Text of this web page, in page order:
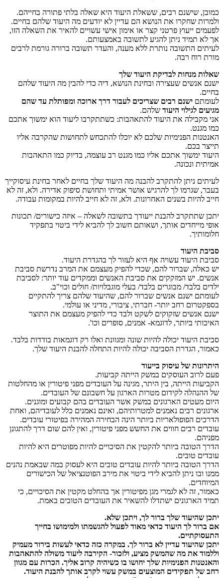
כמובן, שישנם רבים, ששאלת היעוד היא שאלה בלתי פתורה בחייהם.
ולמרות שחקרו את הנושא הם עדיין לא יודעים מה היעוד שלהם בחיים.
לפעמים ייעוץ פרטני קצר או אימון אישי עשויים להאיר את השאלה הזו,
אך לא תמיד ניתן להגיע לתשובה באמצעותם.
לעיתים התשובה נותרת ללא מענה, והעדר תשובה ברורה גורמת לרבים
מורת רוח רבה.
שאלות מנחות לבדיקת היעוד שלך
ישנם אנשים שעצירה ובחינת הנושא, דיה כדי להבין מה היעוד שלהם
בחיים.
לעומתם ישנם רבים שצריכים לעבור דרך ארוכה ומפותלת עד שהם
מגיעים לגילוי היעוד שלהם.
אני מקבילה את היעוד להתאהבות: כשתתקרבו ליעוד הוא ימשוך אתכם
כמו מגנט.
האנטנות הפנימיות שלכם לא יוכלו להתכחש לתחושות שהקרבה אליו
תייצר בכם.
היעוד ימשוך אתכם אליו כמו מגנט רב עוצמה, בדיוק כמו התאהבות
אמיתית ונכונה.
לעיתים ניתן להתקרב להבנה מה היעוד שלך בחיים לאחר בחינת עיסוקייך
בעבר, שגרמו לך להרגיש אושר אמיתי ותחושת סיפוק אדירה. ולא, זה לא
חייב להיות בשנים האחרונות. ולא, זה לא חייב להיות במקומות עבודה.
יתכן שתתקרב להבנת ייעודך בתשובה לשאלה – איזה כישורים/ תכונות
אופי מייחדים אותך, ושאותם חשוב לך להביא לידי ביטוי בתפקיד
חלומותיך.
סביבת היעוד
סביבת היעוד עשויה אף היא לעזור לך בהגדרת היעוד.
יש כאלה, שברור להם, שכדי להפיק מעצמם את המרב נדרשת סביבת
אנשים. יש המזקקים את סביבת האנשים וממקדים עוד יותר: לסביבת
ילדים בלבד/ מבוגרים בלבד/ בעלי מוגבלויות/ חולים וכוי"ב.
לעומתם ישנם אנשים שברור להם, שהיעוד שלהם צריך להתקיים
בספקטרום רחב יותר- חברתי, ציבורי, מדיני או עולמי.
ישנם אנשים שזקוקים לשקט ולבד כדי להפיק מעצמם את התוצר
האיכותי ביותר, לדוגמא- אמנים, סופרים וכו'.
סביבת היעוד יכולה להיות שונה ומגוונת ואלו רק דוגמאות בודדות בלבד.
כאמור, הגדרת הסביבה יכולה להיות התחלה להבנת היעוד שלך.
היתרונות של עיסוק בייעוד
פעם לרוב העוסקים במשק הייתה קביעות.
הקביעות הייתה, בין היתר, מגינה על העובדים מפני פיטורין או מהחלטות
של ההנהלה לקידום מטרות הארגון על חשבונם של העובדים.
היום מעטים הארגונים במשק אשר העובדים בהם קבועים ומוגנים.
ארגונים רבים נאמנים למטרותיהם, ואינם נאמנים כלל לעובדיהם, ואחת
הדרכים הפופולאריות ביותר הינה הבחירה המהירה בפיטורי עובדים.
עובדים רבים חווים את החשש מפני פיטורין, ואין להם שום דרך להתגונן
מפניהם.
הדרך הטובה ביותר להקטין את הסיכויים להיות מפוטרים היא להיות
עובדים טובים.
הדרך הטובה ביותר להיות עובדים טובים היא לעסוק במה שבאמת נהנים
ממנו ובו ניתן להביא לידי ביטוי את מירב הפוטנציאל של הכישורים
המיוחדים.
כאמור, זה לא לגמרי מגן מפיטורין אך בהחלט מקטין את הסיכויים, כי
תמיד הארגונים ישתדלו להשאיר את העובדים הטובים באמת.
יתכן שהיעוד שלך ברור לך, ויתכן שלא.
אם ברור לך היעוד כדאי מאוד לפעול להגשמתו ולמימושו בחייך
התעסוקתיים.
יתכן שהיעוד עדיין לא ברור לך. במקרה כזה כדאי לעשות בירור מעמיק
וללמוד את מה שהמשק מציע, ולזכור- הקירבה ליעוד משולה להתאהבות
והאנטנות הפנימיות שלך יחושו בו כשיהיה קרוב אליך. הכרות עם מגוון
רחב של תפקידים המוצעים במשק עשוי לקרב אותך להבנת היעוד.